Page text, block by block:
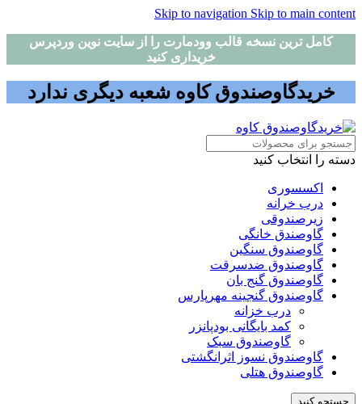
Skip to navigation Skip to main content
کامل ترین نسخه قالب وودمارت را از سایت نوین وردپرس
خریداری کنید
خریدگاوصندوق کاوه شعبه دیگری ندارد
دسته را انتخاب کنید
اکسسوری
درب خرانه
زیرصندوقی
گاوصندق خانگی
گاوصندوق سنگین
گاوصندوق ضدسرقت
گاوصندوق گنج بان
گاوصندوق گنجینه مهرپارس
درب خزانه
کمد بایگانی بودپانزر
گاوصندوق سبک
گاوصندوق نسوز اثرانگشتی
گاوصندوق هتلی
جستجو کنید